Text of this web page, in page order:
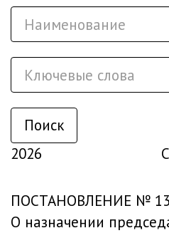
Поиск
2026
ПОСТАНОВЛЕНИЕ № 13-
О назначении